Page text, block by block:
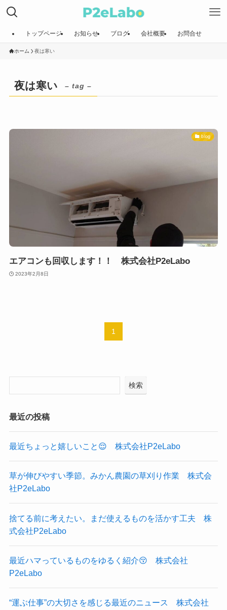
トップページ お知らせ ブログ 会社概要 お問合せ
ホーム 夜は寒い
夜は寒い – tag –
blog
エアコンも回収します！！ 株式会社P2eLabo
2023年2月8日
1
検索
最近の投稿
最近ちょっと嬉しいこと😌 株式会社P2eLabo
草が伸びやすい季節。みかん農園の草刈り作業 株式会
社P2eLabo
捨てる前に考えたい。まだ使えるものを活かす工夫 株
式会社P2eLabo
最近ハマっているものをゆるく紹介😚 株式会社
P2eLabo
“運ぶ仕事”の大切さを感じる最近のニュース 株式会社